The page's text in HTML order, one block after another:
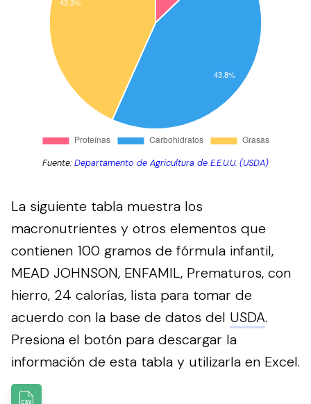
Fuente:Departamento de Agricultura de E.E.U.U. (USDA)
La siguiente tabla muestra los
macronutrientes y otros elementos que
contienen 100 gramos de fórmula infantil,
MEAD JOHNSON, ENFAMIL, Prematuros, con
hierro, 24 calorías, lista para tomar de
acuerdo con la base de datos del USDA.
Presiona el botón para descargar la
información de esta tabla y utilizarla en Excel.